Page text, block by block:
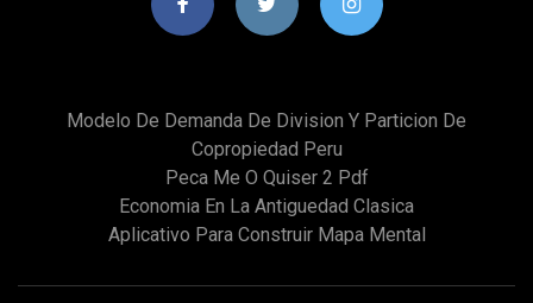
Modelo De Demanda De Division Y Particion De
Copropiedad Peru
Peca Me O Quiser 2 Pdf
Economia En La Antiguedad Clasica
Aplicativo Para Construir Mapa Mental